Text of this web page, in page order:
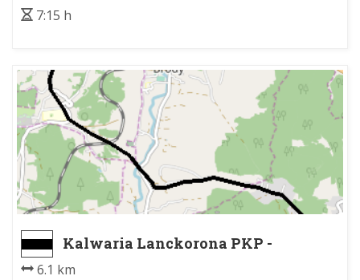
7:15 h
Kalwaria Lanckorona PKP -
6.1 km